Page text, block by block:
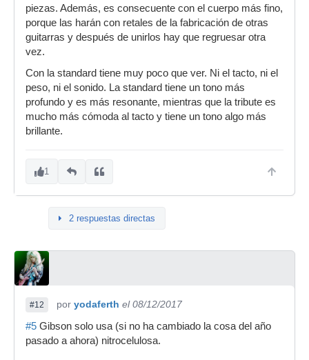
piezas. Además, es consecuente con el cuerpo más fino,
porque las harán con retales de la fabricación de otras
guitarras y después de unirlos hay que regruesar otra
vez.
Con la standard tiene muy poco que ver. Ni el tacto, ni el
peso, ni el sonido. La standard tiene un tono más
profundo y es más resonante, mientras que la tribute es
mucho más cómoda al tacto y tiene un tono algo más
brillante.
1
2 respuestas directas
#12 por yodaferth el 08/12/2017
#5 Gibson solo usa (si no ha cambiado la cosa del año
pasado a ahora) nitrocelulosa.